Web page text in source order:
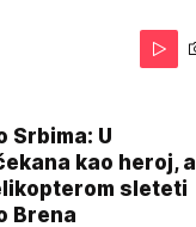
Srbima: U
kao heroj, a
sleteti
Brena